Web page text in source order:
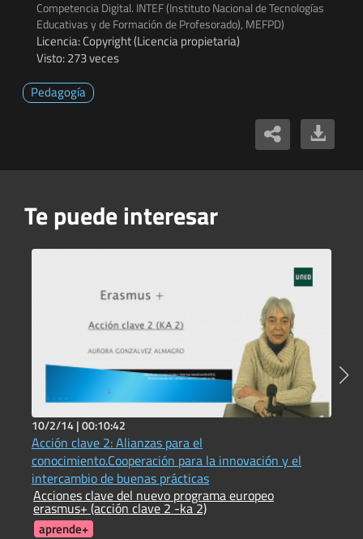
Competencia Digital. INTEF (Instituto Nacional de Tecnologías
Educativas y de Formación de Profesorado), MEFPD)
Licencia: Copyright (Licencia propietaria)
Visto: 273 veces
Pedagogía
Te puede interesar
10/2/14 |00:10:42
Acción clave 2: Alianzas para el
conocimiento.Cooperación para la innovación y el
intercambio de buenas prácticas
Acciones clave del nuevo programa europeo
erasmus+ (acción clave 2 -ka 2)
aprende+